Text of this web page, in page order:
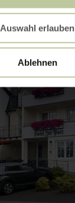
Auswahl erlauben
Ablehnen